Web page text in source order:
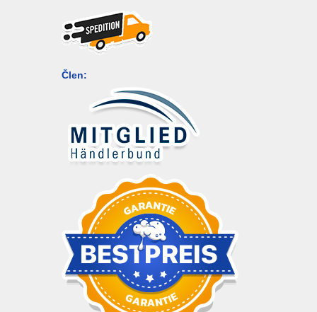
Člen: